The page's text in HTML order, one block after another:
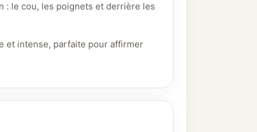
: le cou, les poignets et derrière les
et intense, parfaite pour affirmer